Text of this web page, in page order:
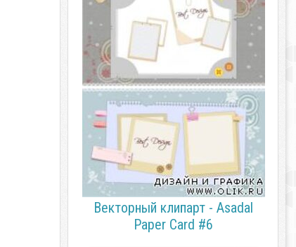
Векторный клипарт - Asadal
Paper Card #6